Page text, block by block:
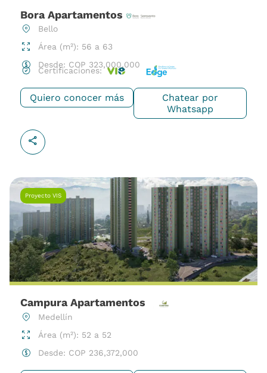
Bora Apartamentos
Bello
Área (m²): 56 a 63
Desde: COP 323,000,000
Certificaciones:
Quiero conocer más
Chatear por
Whatsapp
Proyecto VIS
Campura Apartamentos
Medellín
Área (m²): 52 a 52
Desde: COP 236,372,000